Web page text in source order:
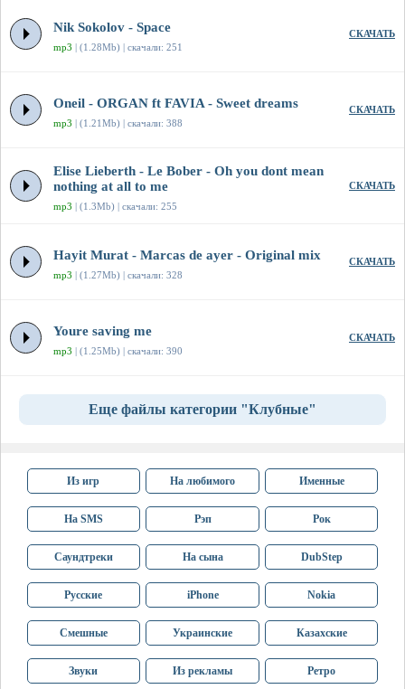
Nik Sokolov - Space
mp3 | (1.28Mb) | скачали: 251
СКАЧАТЬ
Oneil - ORGAN ft FAVIA - Sweet dreams
mp3 | (1.21Mb) | скачали: 388
СКАЧАТЬ
Elise Lieberth - Le Bober - Oh you dont mean
nothing at all to me
mp3 | (1.3Mb) | скачали: 255
СКАЧАТЬ
Hayit Murat - Marcas de ayer - Original mix
mp3 | (1.27Mb) | скачали: 328
СКАЧАТЬ
Youre saving me
mp3 | (1.25Mb) | скачали: 390
СКАЧАТЬ
Еще файлы категории "Клубные"
Из игр На любимого Именные
На SMS Рэп Рок
Саундтреки На сына DubStep
Русские iPhone Nokia
Смешные Украинские Казахские
Звуки Из рекламы Ретро